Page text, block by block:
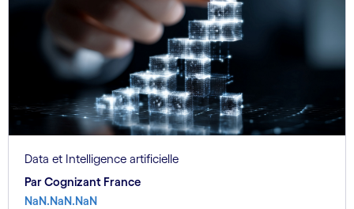
Data et Intelligence artificielle
Par Cognizant France
NaN.NaN.NaN